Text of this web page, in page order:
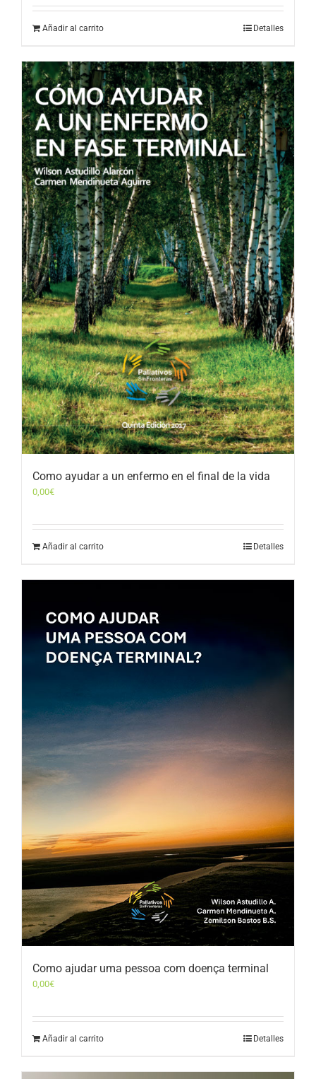
Añadir al carrito Detalles
Como ayudar a un enfermo en el final de la vida
0,00€
Añadir al carrito Detalles
Como ajudar uma pessoa com doença terminal
0,00€
Añadir al carrito Detalles